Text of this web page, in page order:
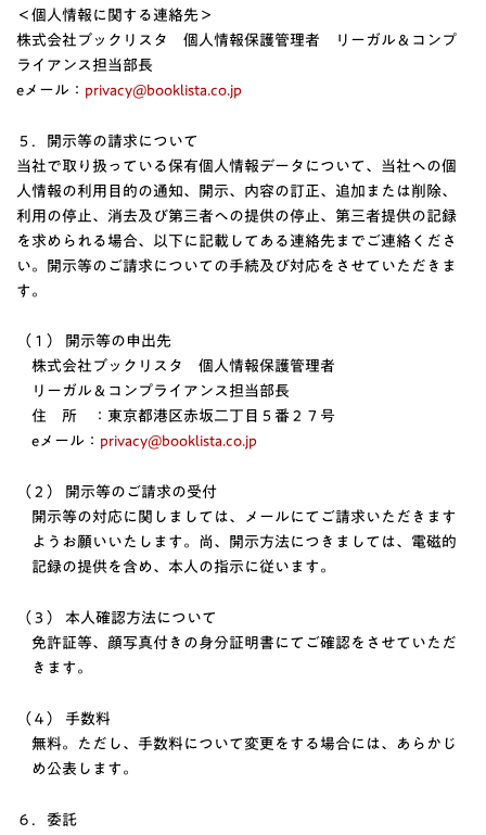
＜個人情報に関する連絡先＞
株式会社ブックリスタ 個人情報保護管理者 リーガル＆コンプ
ライアンス担当部長
eメール： privacy@booklista.co.jp
５．開示等の請求について
当社で取り扱っている保有個人情報データについて、当社への個
人情報の利用目的の通知、開示、内容の訂正、追加または削除、
利用の停止、消去及び第三者への提供の停止、第三者提供の記録
を求められる場合、以下に記載してある連絡先までご連絡くださ
い。開示等のご請求についての手続及び対応をさせていただきま
す。
（１） 開示等の申出先
株式会社ブックリスタ 個人情報保護管理者
リーガル＆コンプライアンス担当部長
住 所 ：東京都港区赤坂二丁目５番２７号
eメール： privacy@booklista.co.jp
（２） 開示等のご請求の受付
開示等の対応に関しましては、メールにてご請求いただきます
ようお願いいたします。尚、開示方法につきましては、電磁的
記録の提供を含め、本人の指示に従います。
（３） 本人確認方法について
免許証等、顔写真付きの身分証明書にてご確認をさせていただ
きます。
（４） 手数料
無料。ただし、手数料について変更をする場合には、あらかじ
め公表します。
６．委託